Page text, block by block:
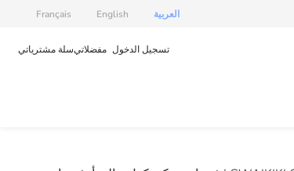
العربية English
Français
تسجيل الدخول مفضلاتيسلة مشترياتي